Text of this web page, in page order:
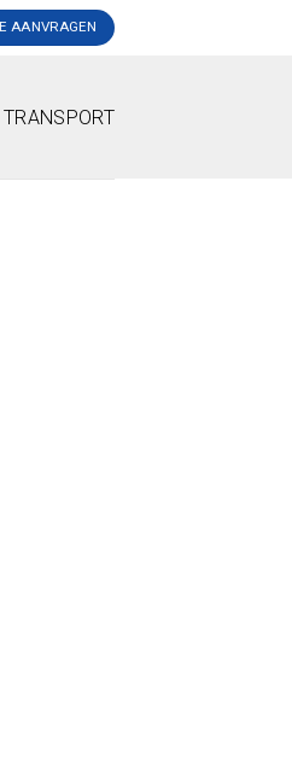
AANVRAGEN
TRANSPORT